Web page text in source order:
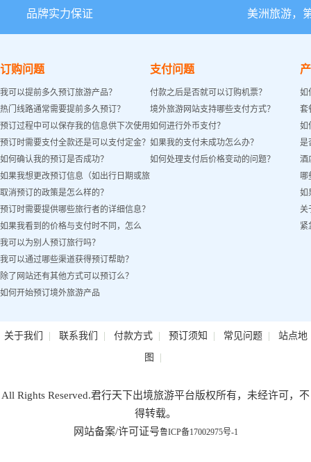
品牌实力保证
美洲旅游，
订购问题
我可以提前多久预订旅游产品？
热门线路通常需要提前多久预订？
预订过程中可以保存我的信息供下次使用
吗？
预订时需要支付全款还是可以支付定金？
如何确认我的预订是否成功？
如果我想更改预订信息（如出行日期或旅
客姓名）怎么办？
取消预订的政策是怎么样的？
预订时需要提供哪些旅行者的详细信息？
如果我看到的价格与支付时不同，怎么
办？
我可以为别人预订旅行吗？
我可以通过哪些渠道获得预订帮助？
除了网站还有其他方式可以预订么？
如何开始预订境外旅游产品
支付问题
付款之后是否就可以订购机票？
境外旅游网站支持哪些支付方式？
如何进行外币支付？
如果我的支付未成功怎么办？
如何处理支付后价格变动的问题？
如
套
如
是
酒
哪
如
关
紧
关于我们 | 联系我们 | 付款方式| 预订须知 | 常见问题| 站点地
图 |
All Rights Reserved.君行天下出境旅游平台版权所有，未经许可，不
得转载。
网站备案/许可证号鲁ICP备17002975号-1